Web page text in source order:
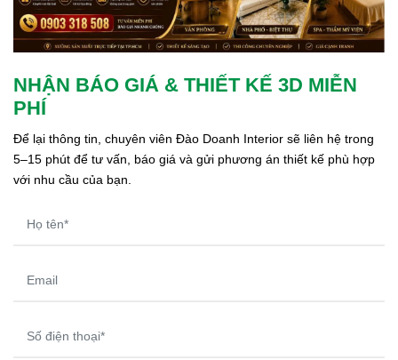
NHẬN BÁO GIÁ & THIẾT KẾ 3D MIỄN
PHÍ
Để lại thông tin, chuyên viên Đào Doanh Interior sẽ liên hệ trong
5–15 phút để tư vấn, báo giá và gửi phương án thiết kế phù hợp
với nhu cầu của bạn.